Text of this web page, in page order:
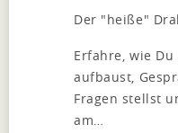
Der "heiße"
Erfahre, wie
aufbaust,
Fragen stellst
am…